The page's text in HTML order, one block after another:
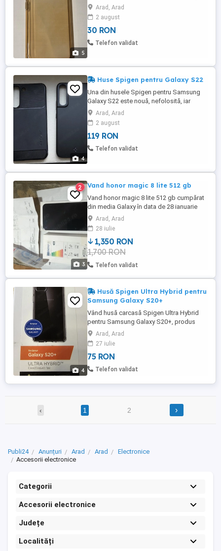
5
prezintă urme de utilizare: siliconul s-a
îngălbenit. Husa este destinată
telefoanelor Samsung Galaxy S20, pe
care le protejează total împotriva
zgârieturilor și șocurilor, grație tehnologiei
Arad, Arad
2 august
30 RON
Telefon validat
4
Huse Spigen pentru Galaxy S22
Una din husele Spigen pentru Samsung
Galaxy S22 este nouă, nefolosită, iar
cealaltă prezintă urme neglijabile de
folosire. Prețul este pentru amândouă.
Arad, Arad
2 august
119 RON
Telefon validat
3
2 Vand honor magic 8 lite 512 gb
Vand honor magic 8 lite 512 gb cumpărat
din media Galaxy în data de 28 ianuarie
2026 am factura și garanția 2 ani pret 1350
fix Tel
Arad, Arad
28 iulie
1,350 RON
1,700 RON
Telefon validat
4
Husă Spigen Ultra Hybrid pentru
Samsung Galaxy S20+
Vând husă carcasă Spigen Ultra Hybrid
pentru Samsung Galaxy S20+, produs
original, nou, în ambalaj sigilat. Modelul
Ultra Hybrid combină spatele transparent
cu marginile rezistente la șocuri, oferind
protecție foarte bună fără să ascundă
designul telefonului. Compatibilă perfect
Arad, Arad
27 iulie
75 RON
Telefon validat
‹ 1 2 ›
Publi24 Anunțuri Arad Arad
Electronice
Accesorii electronice
Categorii
Accesorii electronice
Județe
Localități